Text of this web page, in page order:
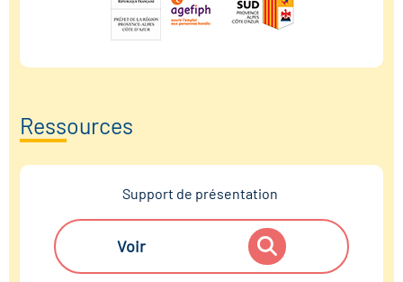
Ressources
Support de présentation
Voir